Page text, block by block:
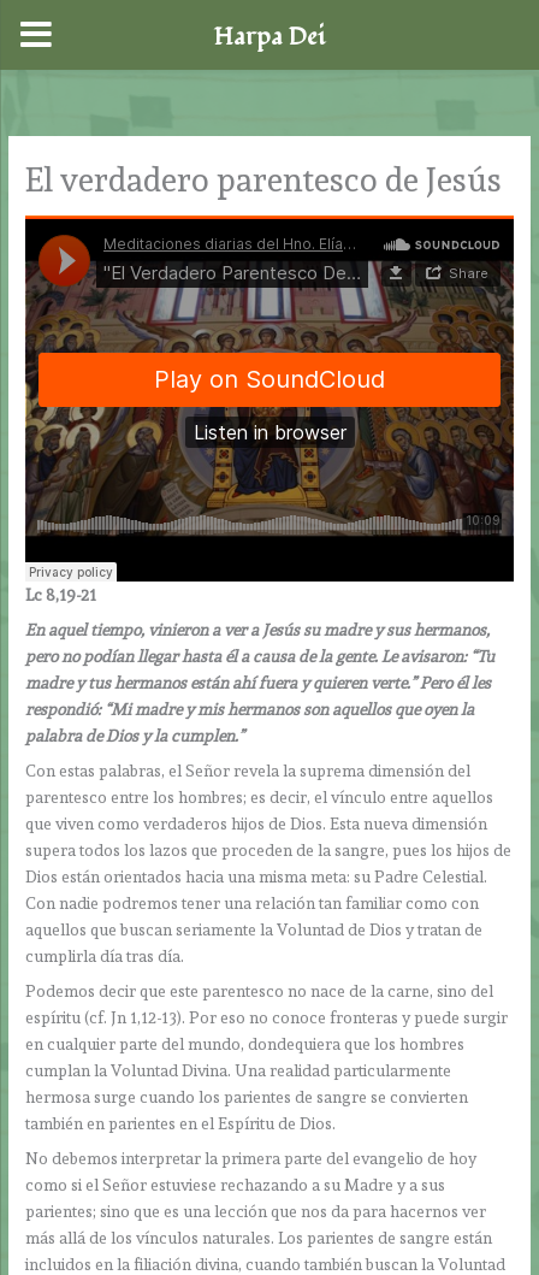
contenido
El verdadero parentesco de Jesús
Lc 8,19-21
En aquel tiempo, vinieron a ver a Jesús su madre y sus hermanos,
pero no podían llegar hasta él a causa de la gente. Le avisaron: “Tu
madre y tus hermanos están ahí fuera y quieren verte.” Pero él les
respondió: “Mi madre y mis hermanos son aquellos que oyen la
palabra de Dios y la cumplen.”
Con estas palabras, el Señor revela la suprema dimensión del
parentesco entre los hombres; es decir, el vínculo entre aquellos
que viven como verdaderos hijos de Dios. Esta nueva dimensión
supera todos los lazos que proceden de la sangre, pues los hijos de
Dios están orientados hacia una misma meta: su Padre Celestial.
Con nadie podremos tener una relación tan familiar como con
aquellos que buscan seriamente la Voluntad de Dios y tratan de
cumplirla día tras día.
Podemos decir que este parentesco no nace de la carne, sino del
espíritu (cf. Jn 1,12-13). Por eso no conoce fronteras y puede surgir
en cualquier parte del mundo, dondequiera que los hombres
cumplan la Voluntad Divina. Una realidad particularmente
hermosa surge cuando los parientes de sangre se convierten
también en parientes en el Espíritu de Dios.
No debemos interpretar la primera parte del evangelio de hoy
como si el Señor estuviese rechazando a su Madre y a sus
parientes; sino que es una lección que nos da para hacernos ver
más allá de los vínculos naturales. Los parientes de sangre están
incluidos en la filiación divina, cuando también buscan la Voluntad
Harpa Dei